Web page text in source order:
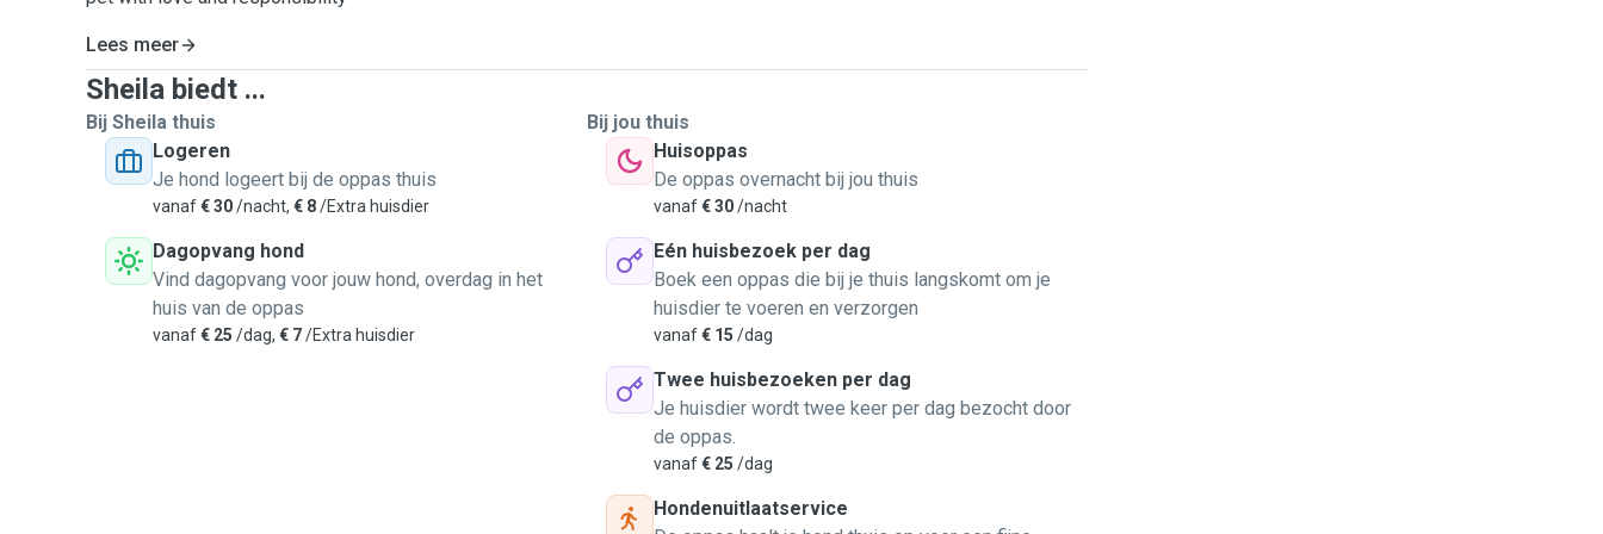
Lees meer
Sheila biedt ...
Bij Sheila thuis
Logeren
Je hond logeert bij de oppas thuis
vanaf€ 30/nacht, € 8/Extra huisdier
Dagopvang hond
Vind dagopvang voor jouw hond, overdag in het
huis van de oppas
vanaf€ 25 /dag, € 7/Extra huisdier
Bij jou thuis
Huisoppas
De oppas overnacht bij jou thuis
vanaf€ 30/nacht
Eén huisbezoek per dag
Boek een oppas die bij je thuis langskomt om je
huisdier te voeren en verzorgen
vanaf€ 15 /dag
Twee huisbezoeken per dag
Je huisdier wordt twee keer per dag bezocht door
de oppas.
vanaf€ 25 /dag
Hondenuitlaatservice